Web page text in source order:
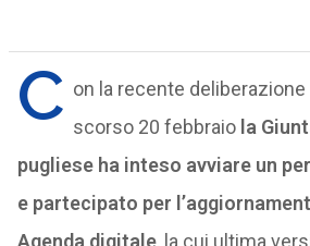
C on la recente deliberazione
scorso 20 febbraiola
pugliese ha inteso avviare un
e partecipato per
Agenda digitale, la cui ultima